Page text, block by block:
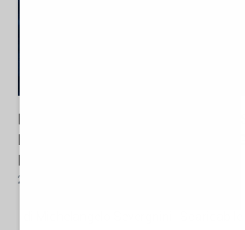
PAMPHLET GAZA: L’ASSE
LA GEOPOLITICA DELLE
Michelangelo Severgnini)
26 Maggio 2026 15:00